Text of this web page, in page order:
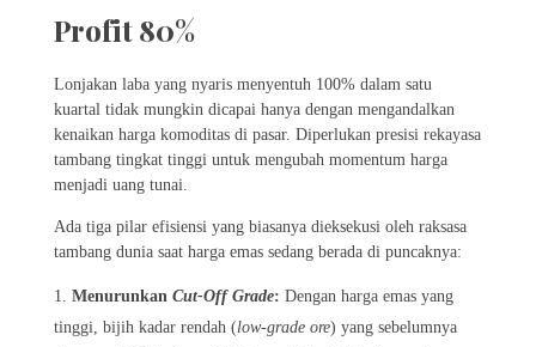
Profit 80%
Lonjakan laba yang nyaris menyentuh 100% dalam satu
kuartal tidak mungkin dicapai hanya dengan mengandalkan
kenaikan harga komoditas di pasar. Diperlukan presisi rekayasa
tambang tingkat tinggi untuk mengubah momentum harga
menjadi uang tunai.
Ada tiga pilar efisiensi yang biasanya dieksekusi oleh raksasa
tambang dunia saat harga emas sedang berada di puncaknya:
Menurunkan Cut-Off Grade: Dengan harga emas yang
tinggi, bijih kadar rendah (low-grade ore) yang sebelumnya